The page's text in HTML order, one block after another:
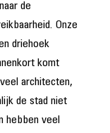
de
Onze
driehoek
komt
architecten,
de stad niet
hebben veel